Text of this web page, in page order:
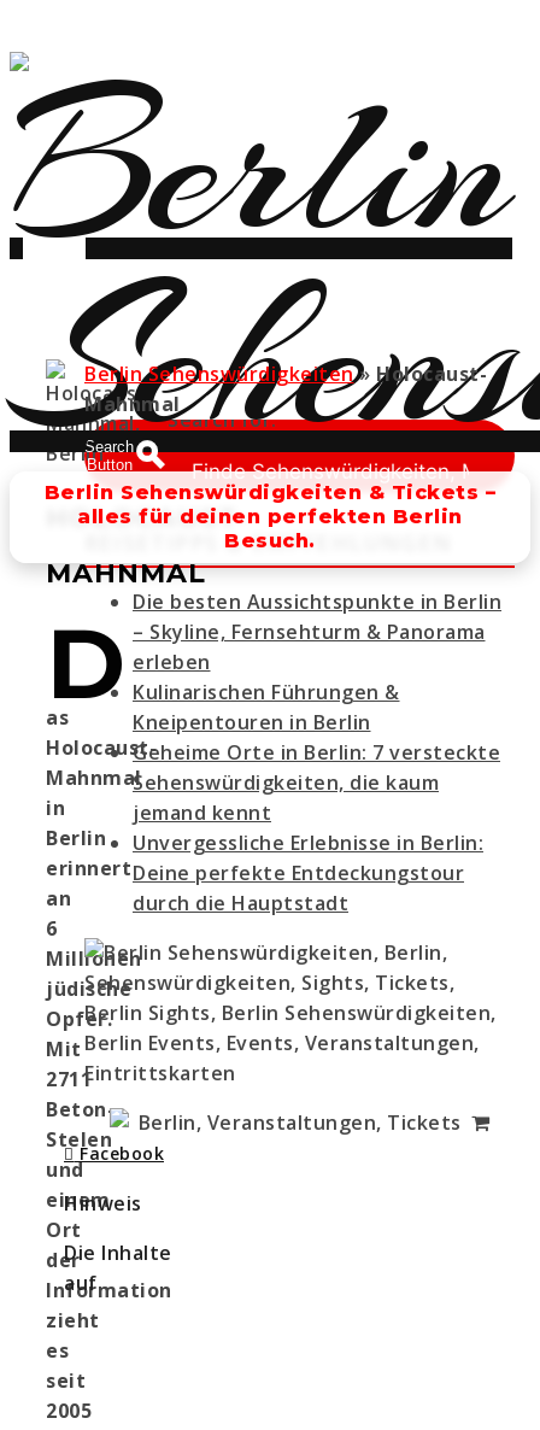
Berlin Sehenswürdigkeiten & Tickets –
alles für deinen perfekten Berlin
Besuch.
HOLOCAUST-
MAHNMAL
D
as
Holocaust-
Mahnmal
in
Berlin
erinnert
an
6
Millionen
jüdische
Opfer.
Mit
2711
Beton-
Stelen
und
einem
Ort
der
Information
zieht
es
seit
2005
Berlin Sehenswürdigkeiten» Holocaust-
Mahnmal
Search for:
Search
Button
REISETIPPS & EMPFEHLUNGEN
Die besten Aussichtspunkte in Berlin
– Skyline, Fernsehturm & Panorama
erleben
Kulinarischen Führungen &
Kneipentouren in Berlin
Geheime Orte in Berlin: 7 versteckte
Sehenswürdigkeiten, die kaum
jemand kennt
Unvergessliche Erlebnisse in Berlin:
Deine perfekte Entdeckungstour
durch die Hauptstadt
Facebook
Hinweis
Die Inhalte
auf